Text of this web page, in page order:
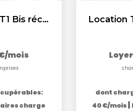
Appartement T1 Bis récent 43 m2 centre-ville
mois
charge
dont
40 €/mois|